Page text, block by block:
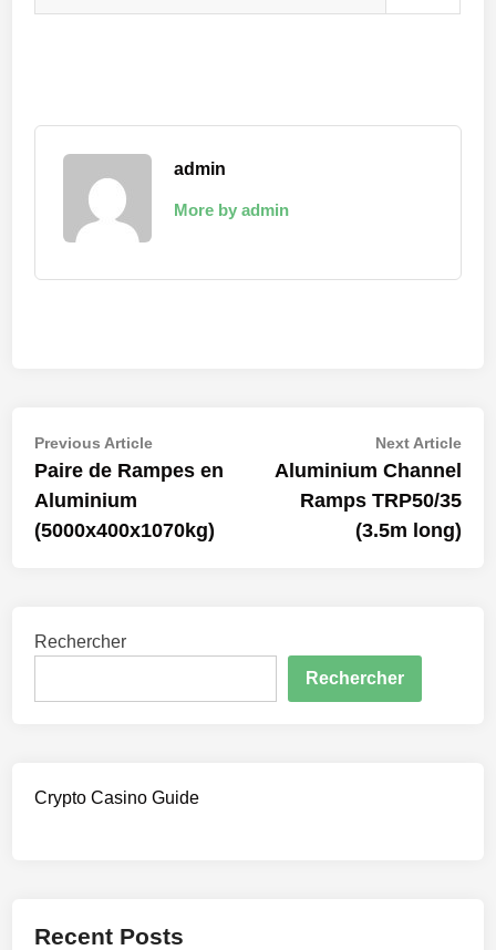
admin
More by admin
Navigation
de
l’article
Previous ArticlePrevious
article:
Paire de Rampes en
Aluminium
(5000x400x1070kg)
Next ArticleNext
Aluminium Channel
Ramps TRP50/35
(3.5m long)
Rechercher
Rechercher
Crypto Casino Guide
Recent Posts